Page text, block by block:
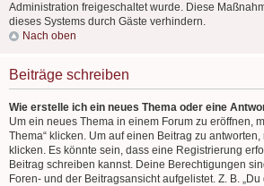
Administration freigeschaltet wurde. Diese
dieses Systems durch Gäste verhindern.
Nach oben
Beiträge schreiben
Wie erstelle ich ein neues Thema oder eine
Um ein neues Thema in einem Forum zu eröffnen,
Thema“ klicken. Um auf einen Beitrag zu antworten,
klicken. Es könnte sein, dass eine Registrierung
Beitrag schreiben kannst. Deine Berechtigungen
Foren- und der Beitragsansicht aufgelistet. Z. B.